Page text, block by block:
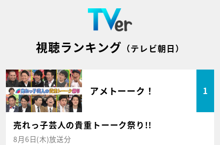
視聴ランキング （テレビ朝日）
アメトーーク！ 1
売れっ子芸人の貴重トーーク祭り!!
8月6日(木)放送分